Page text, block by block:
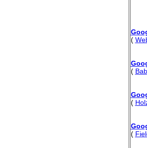
(
(
(
(